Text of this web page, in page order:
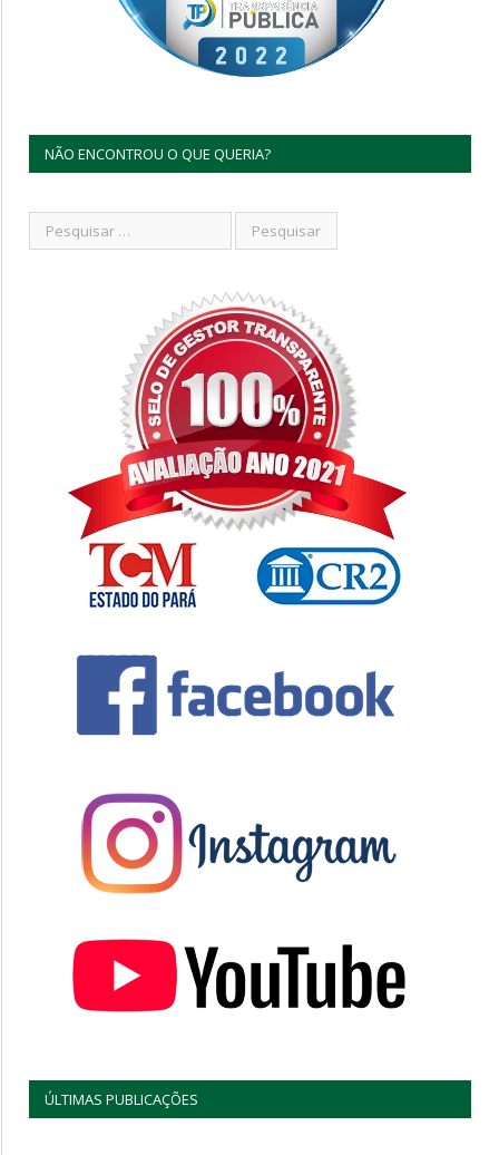
NÃO ENCONTROU O QUE QUERIA?
ÚLTIMAS PUBLICAÇÕES